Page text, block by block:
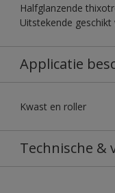
Halfglanzende
Uitstekende
Applicatie
Kwast en roller
Technische &